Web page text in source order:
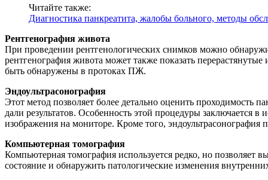
Читайте также:
Диагностика панкреатита, жалобы больного, методы
Рентгенография живота
При проведении рентгенологических снимков можно
рентгенография живота может также показать
быть обнаружены в протоках ПЖ.
Эндоультрасонография
Этот метод позволяет более детально оценить проходимость
дали результатов. Особенность этой процедуры заключается в
изображения на мониторе. Кроме того,
Компьютерная томография
Компьютерная томография используется редко, но позволяет
состояние и обнаружить патологические изменения